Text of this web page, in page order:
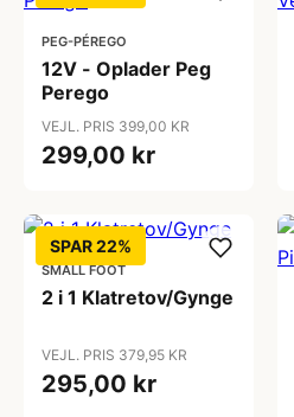
PEG-PÉREGO
12V - Oplader Peg
Perego
VEJL. PRIS 399,00 KR
299,00 kr
SPAR 22%
SMALL FOOT
2 i 1 Klatretov/Gynge
VEJL. PRIS 379,95 KR
295,00 kr